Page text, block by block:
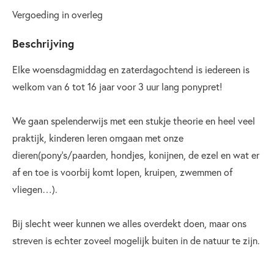
Vergoeding in overleg
Beschrijving
Elke woensdagmiddag en zaterdagochtend is iedereen is
welkom van 6 tot 16 jaar voor 3 uur lang ponypret!
We gaan spelenderwijs met een stukje theorie en heel veel
praktijk, kinderen leren omgaan met onze
dieren(pony’s/paarden, hondjes, konijnen, de ezel en wat er
af en toe is voorbij komt lopen, kruipen, zwemmen of
vliegen…).
Bij slecht weer kunnen we alles overdekt doen, maar ons
streven is echter zoveel mogelijk buiten in de natuur te zijn.